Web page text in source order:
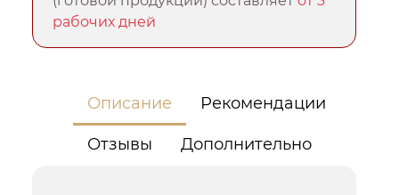
рабочих дней
Описание Рекомендации
Отзывы Дополнительно